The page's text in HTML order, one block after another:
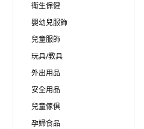
衛生保健
嬰幼兒服飾
兒童服飾
玩具/教具
外出用品
安全用品
兒童傢俱
孕婦食品